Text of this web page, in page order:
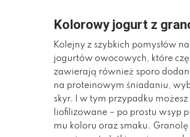
Kolorowy jogurt z
Kolejny z szybkich pomysłów
jogurtów owocowych, które
zawierają również sporo
na proteinowym śniadaniu,
skyr. I w tym przypadku
liofilizowane – po prostu wsyp
mu koloru oraz smaku.